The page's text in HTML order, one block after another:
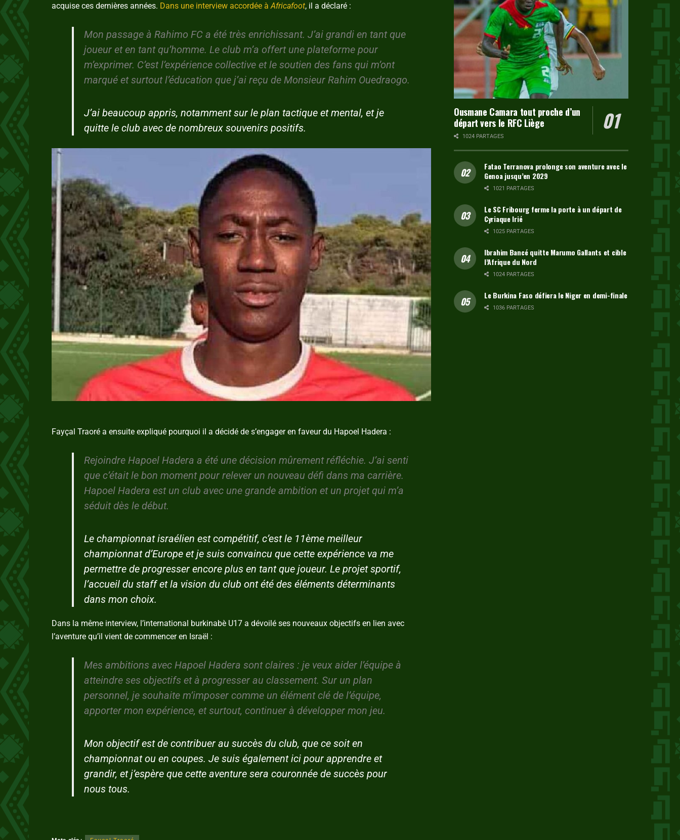
acquise ces dernières années. Dans une interview accordée à Africafoot, il a déclaré :
Mon passage à Rahimo FC a été très enrichissant. J’ai grandi en tant que
joueur et en tant qu’homme. Le club m’a offert une plateforme pour
m’exprimer. C’est l’expérience collective et le soutien des fans qui m’ont
marqué et surtout l’éducation que j’ai reçu de Monsieur Rahim Ouedraogo.
J’ai beaucoup appris, notamment sur le plan tactique et mental, et je
quitte le club avec de nombreux souvenirs positifs.
Fayçal Traoré a ensuite expliqué pourquoi il a décidé de s’engager en faveur du Hapoel Hadera :
Rejoindre Hapoel Hadera a été une décision mûrement réfléchie. J’ai senti
que c’était le bon moment pour relever un nouveau défi dans ma carrière.
Hapoel Hadera est un club avec une grande ambition et un projet qui m’a
séduit dès le début.
Le championnat israélien est compétitif, c’est le 11ème meilleur
championnat d’Europe et je suis convaincu que cette expérience va me
permettre de progresser encore plus en tant que joueur. Le projet sportif,
l’accueil du staff et la vision du club ont été des éléments déterminants
dans mon choix.
Dans la même interview, l’international burkinabè U17 a dévoilé ses nouveaux objectifs en lien avec
l’aventure qu’il vient de commencer en Israël :
Mes ambitions avec Hapoel Hadera sont claires : je veux aider l’équipe à
atteindre ses objectifs et à progresser au classement. Sur un plan
personnel, je souhaite m’imposer comme un élément clé de l’équipe,
apporter mon expérience, et surtout, continuer à développer mon jeu.
Mon objectif est de contribuer au succès du club, que ce soit en
championnat ou en coupes. Je suis également ici pour apprendre et
grandir, et j’espère que cette aventure sera couronnée de succès pour
nous tous.
Ousmane Camara tout proche d’un
départ vers le RFC Liège
1024 PARTAGES
Fatao Terranova prolonge son aventure avec le
Genoa jusqu’en 2029
1021 PARTAGES
Le SC Fribourg ferme la porte à un départ de
Cyriaque Irié
1025 PARTAGES
Ibrahim Bancé quitte Marumo Gallants et cible
l’Afrique du Nord
1024 PARTAGES
Le Burkina Faso défiera le Niger en demi-finale
1036 PARTAGES